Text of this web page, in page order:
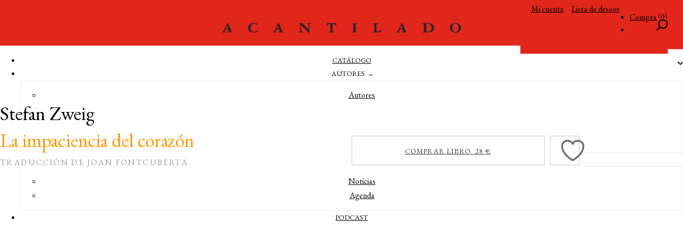
Mi cuenta Lista de deseos
Compra (0)
CATÁLOGO
AUTORES
Autores
Prologuistas
Noticias
Agenda
PODCAST
Stefan Zweig
La impaciencia del corazón
TRADUCCIÓN DE JOAN FONTCUBERTA
COMPRAR LIBRO 28 €